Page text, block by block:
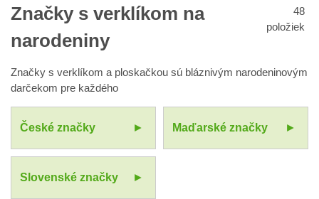
Značky s verklíkom na
narodeniny
48
položiek
Značky s verklíkom a ploskačkou sú bláznivým narodeninovým
darčekom pre každého
České značky Maďarské značky
Slovenské značky